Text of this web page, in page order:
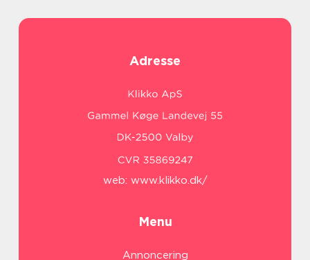
Adresse
web: www.klikko.dk/
Menu
Annoncering